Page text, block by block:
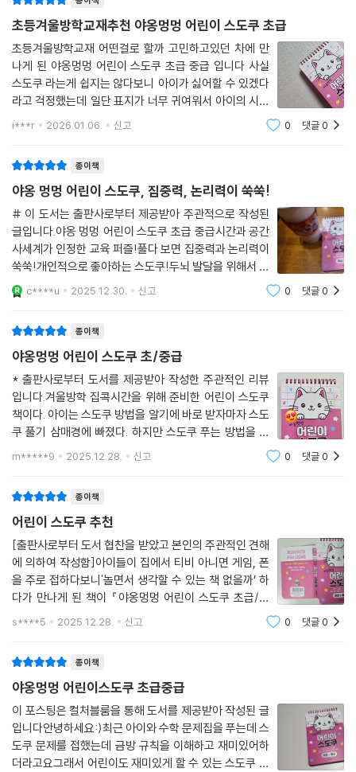
초등겨울방학교재추천 야옹멍멍 어린이 스도쿠 초급
초등겨울방학교재 어떤걸로 할까 고민하고있던 차에 만
나게 된 야옹멍멍 어린이 스도쿠 초급 중급 입니다 사실
스도쿠 라는게 쉽지는 않다보니 아이가 싫어할 수 있겠다
라고 걱정했는데 일단 표지가 너무 귀여워서 아이의 시선
을 사로잡았습니다 저학년 아이들이 솔깃할만한 귀여운
i***r 2026.01.06. 신고 0 댓글0
종이책
야옹 멍멍 어린이 스도쿠, 집중력, 논리력이 쑥쑥!
# 이 도서는 출판사로부터 제공받아 주관적으로 작성된
글입니다.야옹 멍멍 어린이 스도쿠 초급 중급시간과 공간
사세계가 인정한 교육 퍼즐!풀다 보면 집중력과 논리력이
쑥쑥!개인적으로 좋아하는 스도쿠!두뇌 발달을 위해서 재
미있으면서도집중하기에 좋은 게임은 스도쿠만 한 것이
없는 것 같아요.그래서인지 아이에게도 스도쿠의 재미
c****u 2025.12.30. 신고 0 댓글0
종이책
야옹멍멍 어린이 스도쿠 초/중급
* 출판사로부터 도서를 제공받아 작성한 주관적인 리뷰
입니다.겨울방학 집콕시간을 위해 준비한 어린이 스도쿠
책이다. 아이는 스도쿠 방법을 알기에 바로 받자마자 스도
쿠 풀기 삼매경에 빠졌다. 하지만 스도쿠 푸는 방법을 잘
몰라도 이 책으로라면 스도쿠 풀기가 가능하다! 앞장에서
m*****9 2025.12.28. 신고 0 댓글0
종이책
어린이 스도쿠 추천
[출판사로부터 도서 협찬을 받았고 본인의 주관적인 견해
에 의하여 작성함]아이들이 집에서 티비 아니면 게임, 폰
을 주로 접하다보니'놀면서 생각할 수 있는 책 없을까’ 하
다가 만나게 된 책이 『야옹멍멍 어린이 스도쿠 초급/중
급』이다. 이전에 폰게임으로 스도쿠를 몇번 해봤던 아이
s****5 2025.12.28. 신고 0 댓글0
종이책
야옹멍멍 어린이스도쿠 초급중급
이 포스팅은 컬처블룸을 통해 도서를 제공받아 작성된 글
입니다안녕하세요:)최근 아이와 수학 문제집을 푸는데 스
도쿠 문제를 접했는데 금방 규칙을 이해하고 재미있어하
더라고요그래서 어린이도 재미있게 할 수 있는 스도쿠 책